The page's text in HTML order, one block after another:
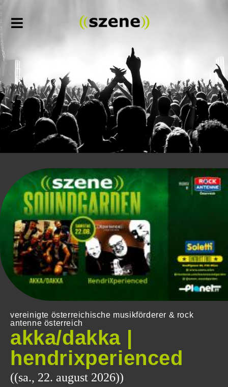
vereinigte österreichische musikförderer & rock
antenne österreich
akka/dakka |
hendrixperienced
((sa., 22. august 2026))